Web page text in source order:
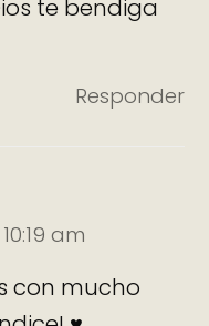
te bendiga
Responder
am
con mucho